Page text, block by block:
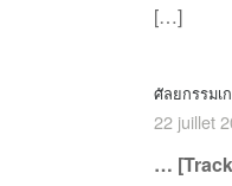
[…]
ศัลยกรรมเ
22 juillet
…